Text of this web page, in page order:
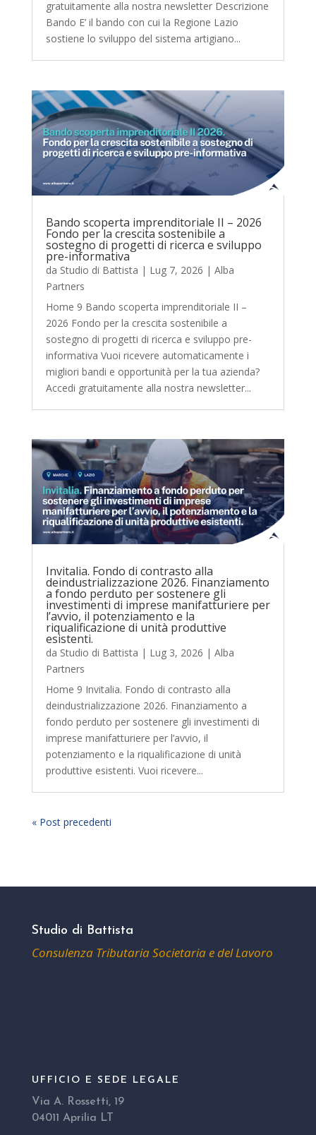
gratuitamente alla nostra newsletter Descrizione
Bando E’ il bando con cui la Regione Lazio
sostiene lo sviluppo del sistema artigiano...
Bando scoperta imprenditoriale II – 2026
Fondo per la crescita sostenibile a
sostegno di progetti di ricerca e sviluppo
pre-informativa
da Studio di Battista | Lug 7, 2026 | Alba
Partners
Home 9 Bando scoperta imprenditoriale II –
2026 Fondo per la crescita sostenibile a
sostegno di progetti di ricerca e sviluppo pre-
informativa Vuoi ricevere automaticamente i
migliori bandi e opportunità per la tua azienda?
Accedi gratuitamente alla nostra newsletter...
Invitalia. Fondo di contrasto alla
deindustrializzazione 2026. Finanziamento
a fondo perduto per sostenere gli
investimenti di imprese manifatturiere per
l’avvio, il potenziamento e la
riqualificazione di unità produttive
esistenti.
da Studio di Battista | Lug 3, 2026 | Alba
Partners
Home 9 Invitalia. Fondo di contrasto alla
deindustrializzazione 2026. Finanziamento a
fondo perduto per sostenere gli investimenti di
imprese manifatturiere per l’avvio, il
potenziamento e la riqualificazione di unità
produttive esistenti. Vuoi ricevere...
« Post precedenti
Studio di Battista
Consulenza Tributaria Societaria e del Lavoro
UFFICIO E SEDE LEGALE
Via A. Rossetti, 19
04011 Aprilia LT